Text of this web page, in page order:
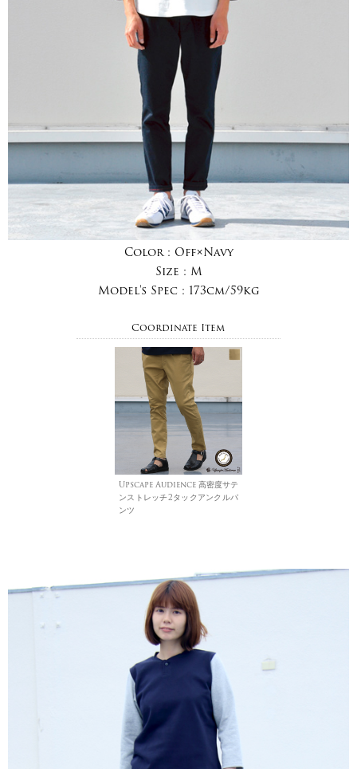
Color : Off×Navy
Size : M
Model's Spec : 173cm/59kg
Coordinate Item
Upscape Audience 高密度サテ
ンストレッチ2タックアンクルパ
ンツ